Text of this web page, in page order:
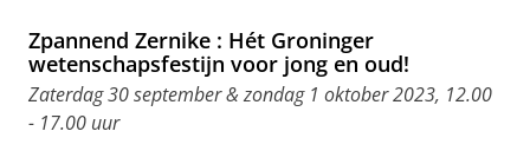
Zpannend Zernike : Hét Groninger
wetenschapsfestijn voor jong en oud!
Zaterdag 30 september & zondag 1 oktober 2023, 12.00
- 17.00 uur